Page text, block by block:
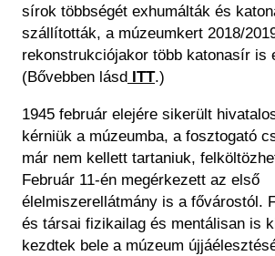
sírok többségét exhumálták és
szállították, a múzeumkert 2018/
rekonstrukciójakor több katonasír is
(Bővebben lásd
ITT.)
1945 február elejére sikerült
kérniük a múzeumba, a fosztogató
már nem kellett tartaniuk,
Február 11-én megérkezett az első
élelmiszerellátmány is a fővárostól.
és társai fizikailag és mentálisan is
kezdtek bele a múzeum